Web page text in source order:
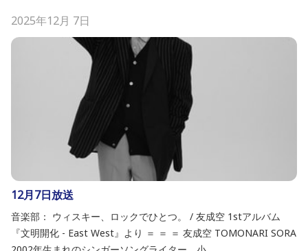
2025年12月 7日
12月7日放送
音楽部： ウィスキー、ロックでひとつ。 / 友成空 1stアルバム
『文明開化 - East West』より ＝ ＝ ＝ 友成空 TOMONARI SORA